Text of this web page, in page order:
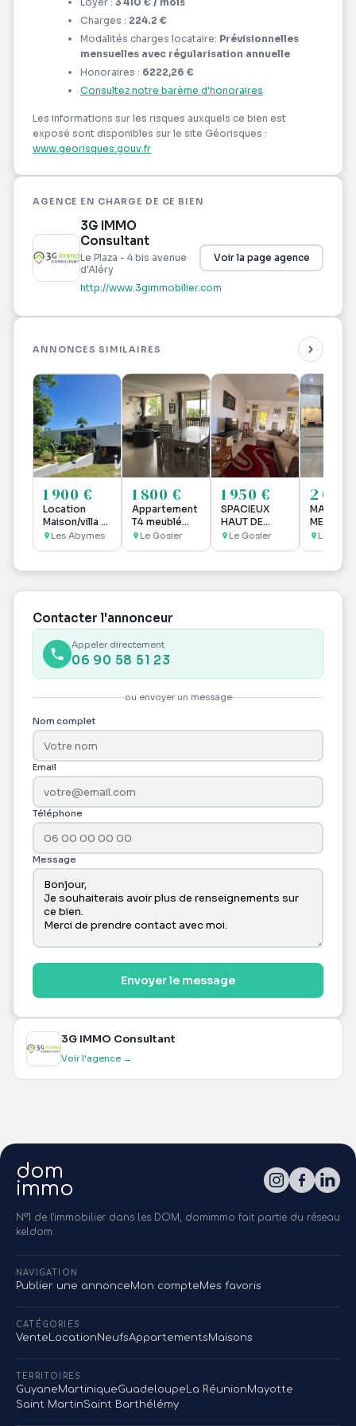
Votre agent commercial 3G IMMO sur place EI -
Catherine JUDAIQUE inscrite au RSAC de POINTE
A PITRE n° 879 798 361
Selon l'article L.561.5 du Code Monétaire et
Financier, pour l'organisation de la visite, la
demandée.
Les informations sur les risques auxquels ce bien
est exposé sont disponibles sur le site Géorisques :
www.georisques.gouv.fr
Charges : 224.2 €
Modalités charges locataire: Prévisionnelles
mensuelles avec régularisation annuelle
Honoraires : 6222,26 €
Consultez notre barème d'honoraires
Les informations sur les risques auxquels ce bien est
exposé sont disponibles sur le site Géorisques :
www.georisques.gouv.fr
AGENCE EN CHARGE DE CE BIEN
3G IMMO
Consultant
Le Plaza - 4 bis avenue
d'Aléry
http://www.3gimmobilier.com
Voir la page agence
ANNONCES SIMILAIRES
1 900 €
Location
Maison/villa 5
pièces
Les Abymes
1 800 €
Appartement
T4 meublé
VUE MER à la
Le Gosier
1 950 €
SPACIEUX
HAUT DE
VILLA MEUBLE
PRIVEE
Le Gosier
2 080
MAISON
MEUBLE
m2Les
Contacter l'annonceur
Appeler directement
06 90 58 51 23
ou envoyer un message
Nom complet
Email
Téléphone
Message
Envoyer le message
3G IMMO Consultant
Voir l'agence →
dom
immo
N°1 de l'immobilier dans les DOM, domimmo fait partie du réseau
keldom.
NAVIGATION
Publier une annonceMon compteMes favoris
CATÉGORIES
Vente LocationNeufsAppartementsMaisons
TERRITOIRES
GuyaneMartiniqueGuadeloupe La RéunionMayotte
Saint MartinSaint Barthélémy